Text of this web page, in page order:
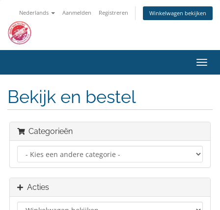
Nederlands Aanmelden Registreren Winkelwagen bekijken
in-/
Bekijk en bestel
Categorieën
Acties